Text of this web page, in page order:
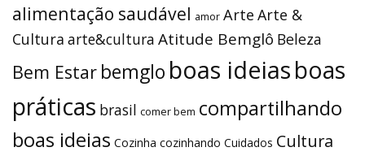
alimentação saudável amor Arte Arte &
Cultura arte&cultura Atitude Bemglô Beleza
Bem Estar bemglo boas ideiasboas
práticas brasil comer bem compartilhando
boas ideias Cozinha cozinhando Cuidados Cultura